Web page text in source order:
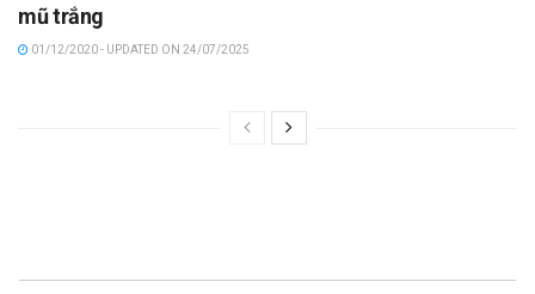
mũ trắng
01/12/2020 - UPDATED ON 24/07/2025